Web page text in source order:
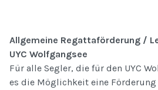
Allgemeine Regattaförderung /
UYC Wolfgangsee
Für alle Segler, die für den UYC
es die Möglichkeit eine Förderung